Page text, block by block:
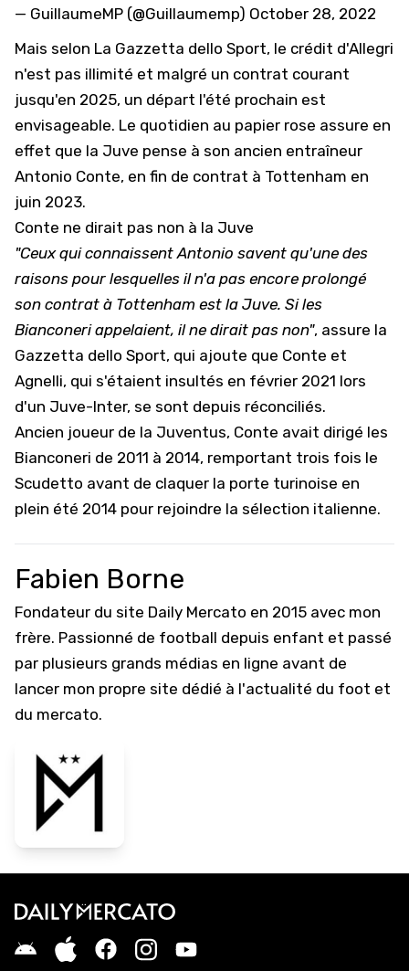
— GuillaumeMP (@Guillaumemp) October 28, 2022
Mais selon La Gazzetta dello Sport, le crédit d'Allegri
n'est pas illimité et malgré un contrat courant
jusqu'en 2025, un départ l'été prochain est
envisageable. Le quotidien au papier rose assure en
effet que la Juve pense à son ancien entraîneur
Antonio Conte, en fin de contrat à Tottenham en
juin 2023.
Conte ne dirait pas non à la Juve
"Ceux qui connaissent Antonio savent qu'une des
raisons pour lesquelles il n'a pas encore prolongé
son contrat à Tottenham est la Juve. Si les
Bianconeri appelaient, il ne dirait pas non", assure la
Gazzetta dello Sport, qui ajoute que Conte et
Agnelli, qui s'étaient insultés en février 2021 lors
d'un Juve-Inter, se sont depuis réconciliés.
Ancien joueur de la Juventus, Conte avait dirigé les
Bianconeri de 2011 à 2014, remportant trois fois le
Scudetto avant de claquer la porte turinoise en
plein été 2014 pour rejoindre la sélection italienne.
Fabien Borne
Fondateur du site Daily Mercato en 2015 avec mon
frère. Passionné de football depuis enfant et passé
par plusieurs grands médias en ligne avant de
lancer mon propre site dédié à l'actualité du foot et
du mercato.